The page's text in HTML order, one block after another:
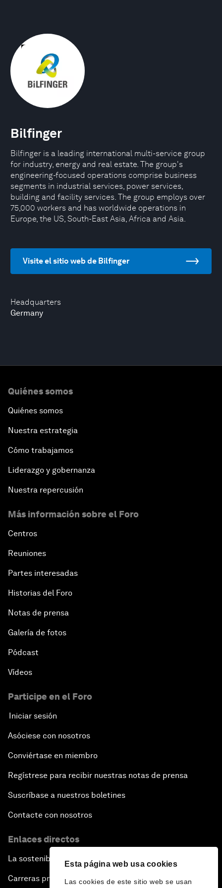
Esta página web usa cookies
Las cookies de este sitio web se usan
Headquarters
Germany
Bilfinger
Bilfinger is a leading international multi-service group
for industry, energy and real estate. The group's
engineering-focused operations comprise business
segments in industrial services, power services,
building and facility services. The group employs over
75,000 workers and has worldwide operations in
Europe, the US, South-East Asia, Africa and Asia.
Visite el sitio web de Bilfinger
Quiénes somos
Quiénes somos
Nuestra estrategia
Cómo trabajamos
Liderazgo y gobernanza
Nuestra repercusión
Más información sobre el Foro
Centros
Reuniones
Partes interesadas
Historias del Foro
Notas de prensa
Galería de fotos
Pódcast
Vídeos
Participe en el Foro
Iniciar sesión
Asóciese con nosotros
Conviértase en miembro
Regístrese para recibir nuestras notas de prensa
Suscríbase a nuestros boletines
Contacte con nosotros
Enlaces directos
La sostenibilidad en el Foro
Carreras profesionales